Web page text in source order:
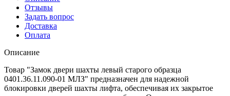
Отзывы
Задать вопрос
Доставка
Оплата
Описание
Товар "Замок двери шахты левый старого образца
0401.36.11.090-01 МЛЗ" предназначен для надежной
блокировки дверей шахты лифта, обеспечивая их закрытое